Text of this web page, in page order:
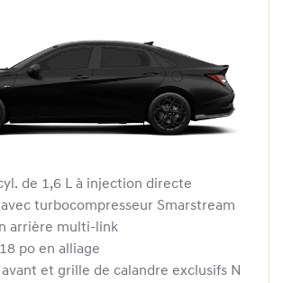
de 1,6 L à injection directe
avec turbocompresseur Smarstream
arrière multi-link
po en alliage
avant et grille de calandre exclusifs N